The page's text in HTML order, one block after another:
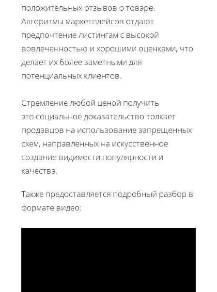
положительных отзывов о товаре.
Алгоритмы маркетплейсов отдают
предпочтение листингам с высокой
вовлеченностью и хорошими оценками, что
делает их более заметными для
потенциальных клиентов.
Стремление любой ценой получить
это социальное доказательство толкает
продавцов на использование запрещенных
схем, направленных на искусственное
создание видимости популярности и
качества.
Также предоставляется подробный разбор в
формате видео: